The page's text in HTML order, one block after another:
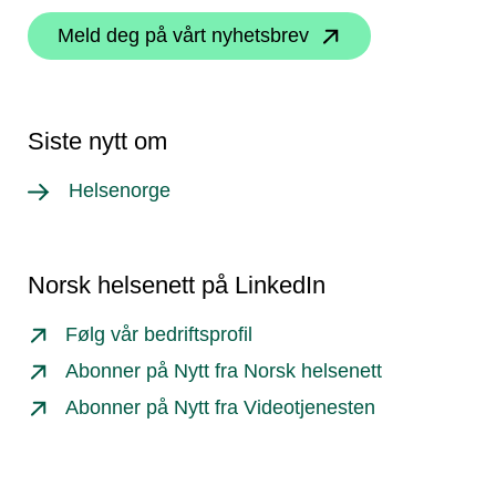
Meld deg på vårt nyhetsbrev
Siste nytt om
Helsenorge
Norsk helsenett på LinkedIn
Følg vår bedriftsprofil
Abonner på Nytt fra Norsk helsenett
Abonner på Nytt fra Videotjenesten